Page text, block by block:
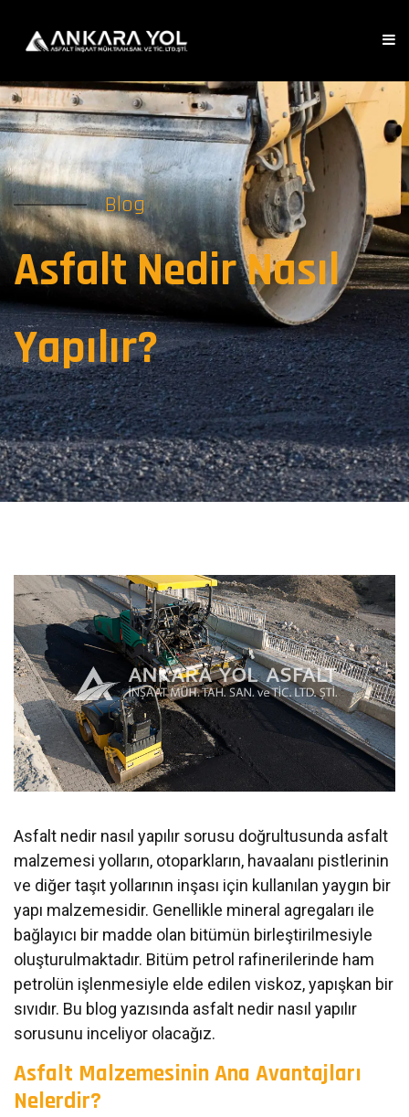
Blog
Asfalt Nedir Nasıl
Yapılır?
Asfalt nedir nasıl yapılır sorusu doğrultusunda asfalt
malzemesi yolların, otoparkların, havaalanı pistlerinin
ve diğer taşıt yollarının inşası için kullanılan yaygın bir
yapı malzemesidir. Genellikle mineral agregaları ile
bağlayıcı bir madde olan bitümün birleştirilmesiyle
oluşturulmaktadır. Bitüm petrol rafinerilerinde ham
petrolün işlenmesiyle elde edilen viskoz, yapışkan bir
sıvıdır. Bu blog yazısında asfalt nedir nasıl yapılır
sorusunu inceliyor olacağız.
Asfalt Malzemesinin Ana Avantajları
Nelerdir?